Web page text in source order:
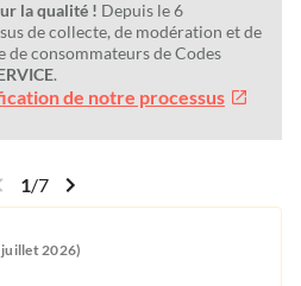
la qualité ! Depuis le 6
de collecte, de modération et de
de consommateurs de Codes
.
de notre processus
1/7
2026)